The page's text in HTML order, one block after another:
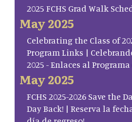
2025 FCHS Grad Walk
May 2025
Celebrating the Class of
Program Links |
2025 - Enlaces al
May 2025
FCHS 2025-2026 Save the
Day Back! | Reserva la